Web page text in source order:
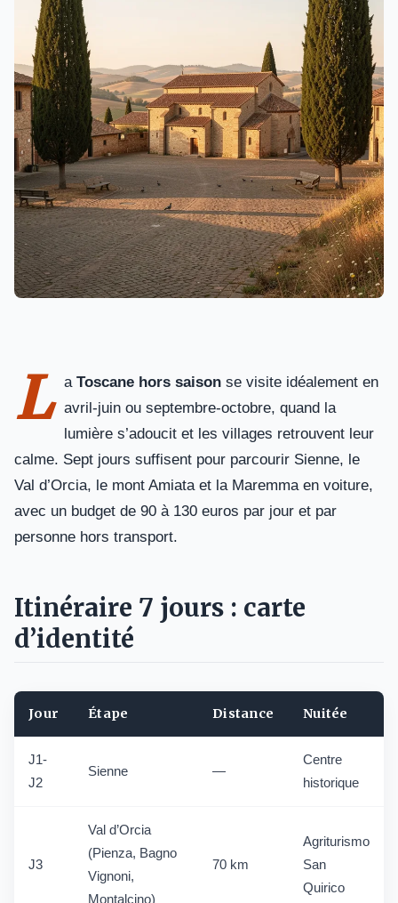
L a Toscane hors saison se visite idéalement en
avril-juin ou septembre-octobre, quand la
lumière s’adoucit et les villages retrouvent leur
calme. Sept jours suffisent pour parcourir Sienne, le
Val d’Orcia, le mont Amiata et la Maremma en voiture,
avec un budget de 90 à 130 euros par jour et par
personne hors transport.
Itinéraire 7 jours : carte
d’identité
Jour Étape Distance Nuitée
J1-
J2
Sienne —
Centre
historique
J3
Val d’Orcia
(Pienza, Bagno
Vignoni,
Montalcino)
70 km
Agriturismo
San
Quirico